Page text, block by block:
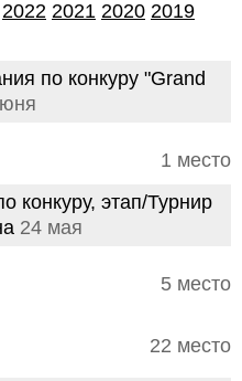
2022 2021 2020 2019
по конкуру "Grand
1 место
конкуру, этап/Турнир
24 мая
5 место
22 место